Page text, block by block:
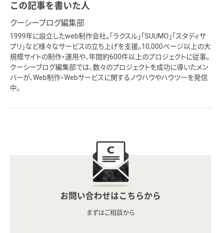
この記事を書いた人
クーシーブログ編集部
1999年に設立したweb制作会社。「ラクスル」「SUUMO」「スタディサ
プリ」など様々なサービスの立ち上げを支援。10,000ページ以上の大
規模サイトの制作・運用や、年間約600件以上のプロジェクトに従事。
クーシーブログ編集部では、数々のプロジェクトを成功に導いたメン
バーが、Web制作・Webサービスに関するノウハウやハウツーを発信
中。
お問い合わせはこちらから
まずはご相談から